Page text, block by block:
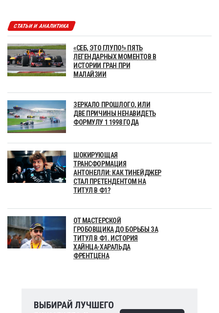
СТАТЬИ И АНАЛИТИКА
«СЕБ, ЭТО ГЛУПО!» ПЯТЬ
ЛЕГЕНДАРНЫХ МОМЕНТОВ В
ИСТОРИИ ГРАН ПРИ
МАЛАЙЗИИ
ЗЕРКАЛО ПРОШЛОГО, ИЛИ
ДВЕ ПРИЧИНЫ НЕНАВИДЕТЬ
ФОРМУЛУ 1 1998 ГОДА
ШОКИРУЮЩАЯ
ТРАНСФОРМАЦИЯ
АНТОНЕЛЛИ: КАК ТИНЕЙДЖЕР
СТАЛ ПРЕТЕНДЕНТОМ НА
ТИТУЛ В Ф1?
ОТ МАСТЕРСКОЙ
ГРОБОВЩИКА ДО БОРЬБЫ ЗА
ТИТУЛ В Ф1. ИСТОРИЯ
ХАЙНЦА-ХАРАЛЬДА
ФРЕНТЦЕНА